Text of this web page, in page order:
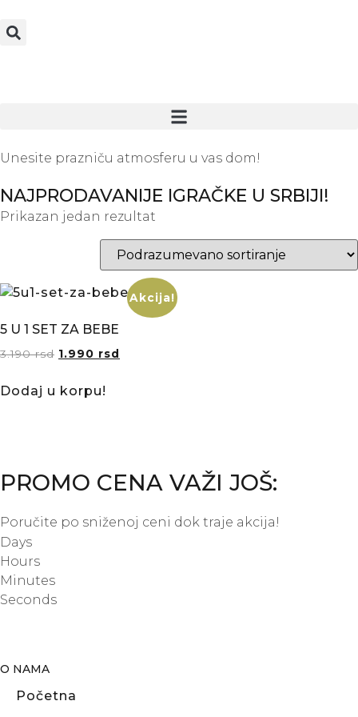
Unesite prazniču atmosferu u vas dom!
NAJPRODAVANIJE IGRAČKE U SRBIJI!
Prikazan jedan rezultat
Akcija!
5 U 1 SET ZA BEBE
3.190rsd 1.990 rsd
Dodaj u korpu!
PROMO CENA VAŽI JOŠ:
Poručite po sniženoj ceni dok traje akcija!
Days
Hours
Minutes
Seconds
O NAMA
Početna